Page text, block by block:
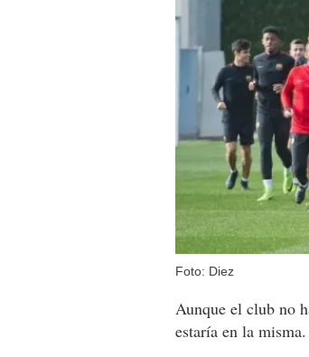
Foto: Diez
Aunque el club no
estaría en la misma.